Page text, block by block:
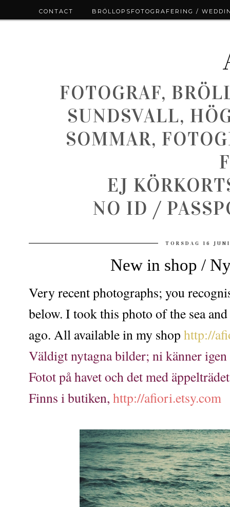
FOTOGRAF,
SUNDSVALL,
SOMMAR,
EJ
NO ID /
TORSDAG 16
New in shop /
Very recent photographs; you
below. I took this photo of the sea
ago. All available in my shop http://
Väldigt nytagna bilder; ni känner
Fotot på havet och det med
Finns i butiken, http://afiori.etsy.com
CONTACT BRÖLLOPSFOTOGRAFERING /